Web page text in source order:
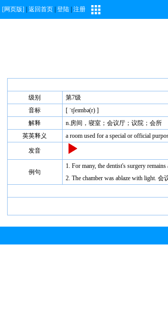
[网页版] 返回首页 登陆 注册
级别
第7级
音标
[ ˈtʃeɪmbə(r) ]
解释
n.房间，寝室；会议厅；议院；会所
英英释义
a room used for a special or official
发音
例句
1. For many, the dentist's surgery
2. The chamber was ablaze with light. 会